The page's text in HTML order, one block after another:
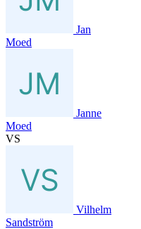
Jan
Moed
Janne
Moed
VS
Vilhelm
Sandström